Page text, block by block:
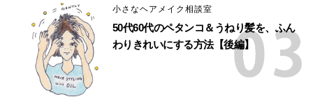
小さなヘアメイク相談室
50代60代のペタンコ＆うねり髪を、ふん
わりきれいにする方法【後編】